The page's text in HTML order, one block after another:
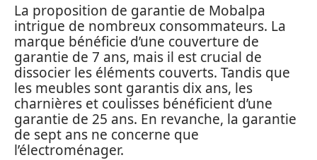
La proposition de garantie de Mobalpa
intrigue de nombreux consommateurs. La
marque bénéficie d’une couverture de
garantie de 7 ans, mais il est crucial de
dissocier les éléments couverts. Tandis que
les meubles sont garantis dix ans, les
charnières et coulisses bénéficient d’une
garantie de 25 ans. En revanche, la garantie
de sept ans ne concerne que
l’électroménager.